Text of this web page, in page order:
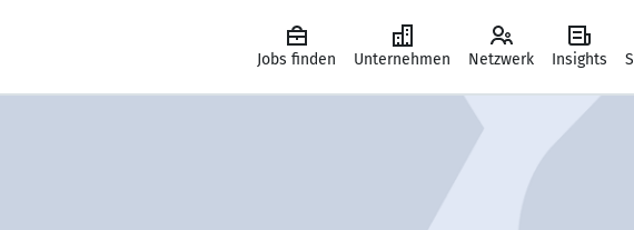
Jobs finden Unternehmen Netzwerk Insights